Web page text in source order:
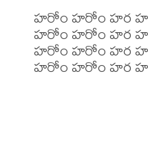
హరోం హరోం హర
హరోం హరోం హర
హరోం హరోం హర
హరోం హరోం హర